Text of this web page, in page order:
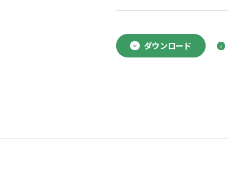
ダウンロード